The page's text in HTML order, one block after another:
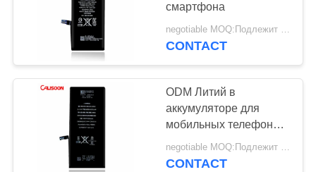
смартфона
negotiable MOQ:Подлежит обсуждению
CONTACT
ODM Литий в
аккумуляторе для
мобильных телефонов
18650 с емкостью 2000
мАч
negotiable MOQ:Подлежит обсуждению
CONTACT